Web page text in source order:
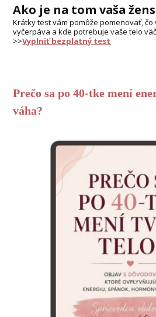
Ako je na tom vaša
Krátky test vám pomôže pomenovať,
vyčerpáva a kde potrebuje vaše telo
>>Vyplniť bezplatný test
Prečo sa po 40-tke mení
váha?